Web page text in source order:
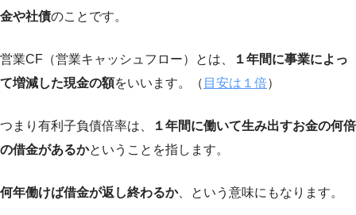
金や社債のことです。
営業CF（営業キャッシュフロー）とは、
１年間に事業によっ
て増減した現金の額をいいます。（ 目安は１倍）
つまり有利子負債倍率は、
１年間に働いて生み出すお金の何倍
の借金があるかということを指します。
何年働けば借金が返し終わるか、という意味にもなります。